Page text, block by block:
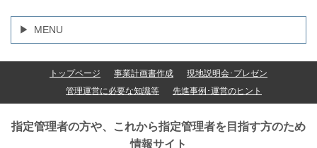
MENU
トップページ 事業計画書作成
現地説明会･プレゼン
管理運営に必要な知識等
先進事例･運営のヒント
指定管理者の方や、これから指定管理者を目指す方のため
情報サイト